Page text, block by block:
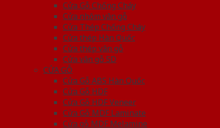
Cửa Gỗ Chống Cháy
Cửa nhôm vân gỗ
Cửa Thép Chống Cháy
Cửa thép Hàn Quốc
Cửa thép vân gỗ
Cửa vân gỗ 5D
CỬA GỖ
Cửa Gỗ ABS Hàn Quốc
Cửa Gỗ HDF
Cửa Gỗ HDF Veneer
Cửa Gỗ MDF Laminate
Cửa gỗ MDF Melamine